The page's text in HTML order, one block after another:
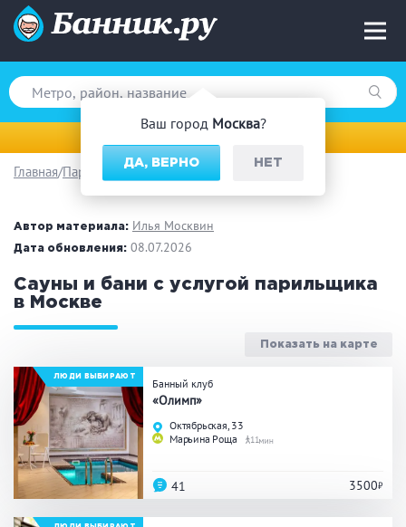
Ваш город Москва?
ДА, ВЕРНО НЕТ
Вид парной
Русская баня
Финская сауна
На дровах
Загородный отдых
Праздник/Корпоратив
Вместимость
Главная Парильщик/ банщик
Автор материала: Илья Москвин
Дата обновления: 08.07.2026
Сауны и бани с услугой парильщика
в Москве
Показать на карте
ЛЮДИ ВЫБИРАЮТ
Банный клуб
«Олимп»
Октябрьская, 33
Марьина Роща
11
3500
41